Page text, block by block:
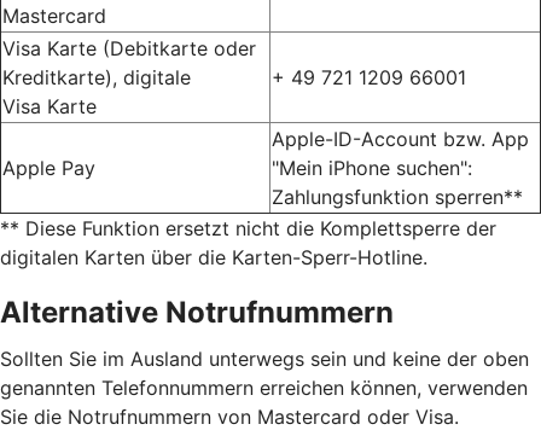
Mastercard
Visa Karte (Debitkarte oder
Kreditkarte), digitale
Visa Karte
+ 49 721 1209 66001
Apple Pay
Apple-ID-Account bzw. App
"Mein iPhone suchen":
Zahlungsfunktion sperren**
** Diese Funktion ersetzt nicht die Komplettsperre der
digitalen Karten über die Karten-Sperr-Hotline.
Alternative Notrufnummern
Sollten Sie im Ausland unterwegs sein und keine der oben
genannten Telefonnummern erreichen können, verwenden
Sie die Notrufnummern von Mastercard oder Visa.